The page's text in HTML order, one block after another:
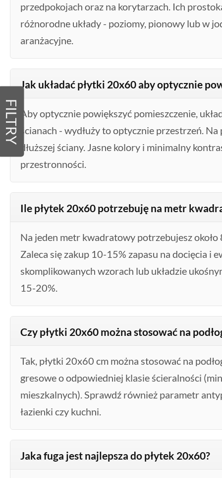
FILTRY
przedpokojach oraz na korytarzach. Ich
różnorodne układy - poziomy, pionowy lub w
aranżacyjne.
Jak układać płytki 20x60 aby optycznie
Aby optycznie powiększyć pomieszczenie,
ścianach - wydłuży to optycznie przestrzeń. Na
dłuższej ściany. Jasne kolory i minimalny
przestronności.
Ile płytek 20x60 potrzebuję na metr
Na jeden metr kwadratowy potrzebujesz
Zaleca się zakup 10-15% zapasu na docięcia i
skomplikowanych wzorach lub układzie
15-20%.
Czy płytki 20x60 można stosować na
Tak, płytki 20x60 cm można stosować na
gresowe o odpowiedniej klasie ścieralności
mieszkalnych). Sprawdź również parametr
łazienki czy kuchni.
Jaka fuga jest najlepsza do płytek 20x60?